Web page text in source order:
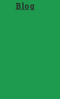
Blog